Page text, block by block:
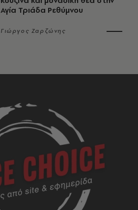
Αγία Τριάδα Ρεθύμνου
Γιώργος Ζαρζώνης